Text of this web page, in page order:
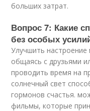
больших затрат.
Вопрос 7: Какие
без особых
Улучшить
общаясь с друзьями
проводить время на
солнечный свет
гормонов счастья.
фильмы, которые